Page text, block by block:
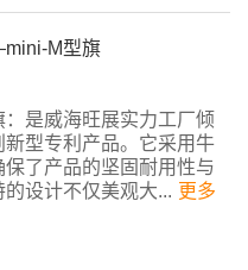
M型旗
：是威海旺展实力工厂倾
新型专利产品。它采用牛
了产品的坚固耐用性与
设计不仅美观大... 更多